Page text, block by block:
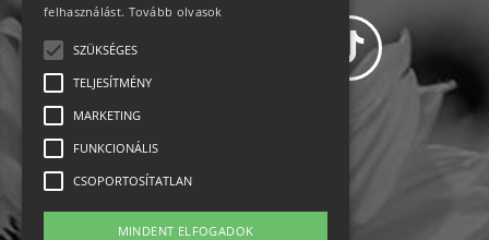
Állásajánlatok
felhasználást. Tovább olvasok
SZÜKSÉGES
TELJESÍTMÉNY
MARKETING
FUNKCIONÁLIS
CSOPORTOSÍTATLAN
MINDENT ELFOGADOK